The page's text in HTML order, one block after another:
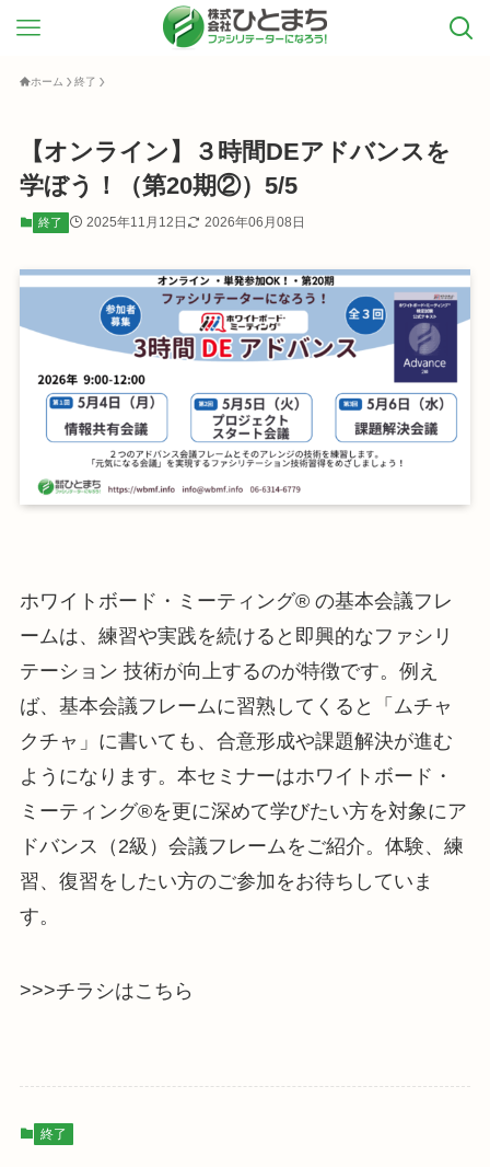
ホーム 終了
【オンライン】３時間DEアドバンスを
学ぼう！（第20期②）5/5
終了 2025年11月12日 2026年06月08日
ホワイトボード・ミーティング® の基本会議フレ
ームは、練習や実践を続けると即興的なファシリ
テーション 技術が向上するのが特徴です。例え
ば、基本会議フレームに習熟してくると「ムチャ
クチャ」に書いても、合意形成や課題解決が進む
ようになります。本セミナーはホワイトボード・
ミーティング®を更に深めて学びたい方を対象にア
ドバンス（2級）会議フレームをご紹介。体験、練
習、復習をしたい方のご参加をお待ちしていま
す。
>>>チラシはこちら
終了